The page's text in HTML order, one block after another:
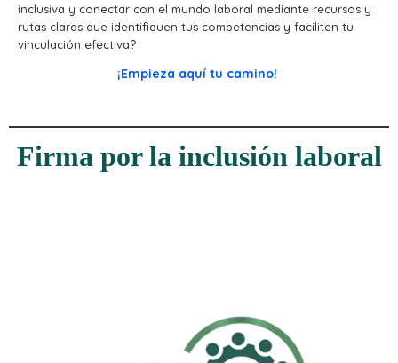
inclusiva y conectar con el mundo laboral mediante recursos y
rutas claras que identifiquen tus competencias y faciliten tu
vinculación efectiva?
¡Empieza aquí tu camino!
Firma por la inclusión laboral